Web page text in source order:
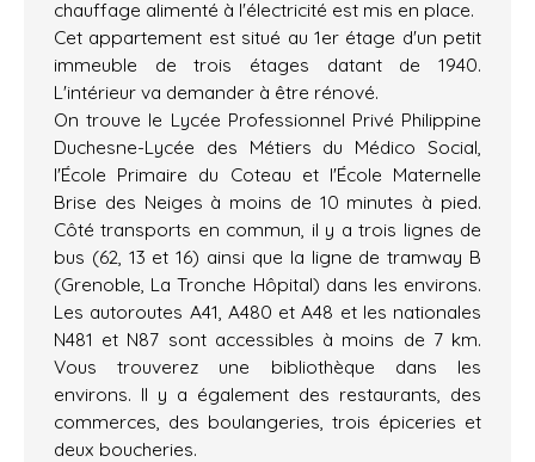
chauffage alimenté à l'électricité est mis en place.
Cet appartement est situé au 1er étage d'un petit
immeuble de trois étages datant de 1940.
L'intérieur va demander à être rénové.
On trouve le Lycée Professionnel Privé Philippine
Duchesne-Lycée des Métiers du Médico Social,
l'École Primaire du Coteau et l'École Maternelle
Brise des Neiges à moins de 10 minutes à pied.
Côté transports en commun, il y a trois lignes de
bus (62, 13 et 16) ainsi que la ligne de tramway B
(Grenoble, La Tronche Hôpital) dans les environs.
Les autoroutes A41, A480 et A48 et les nationales
N481 et N87 sont accessibles à moins de 7 km.
Vous trouverez une bibliothèque dans les
environs. Il y a également des restaurants, des
commerces, des boulangeries, trois épiceries et
deux boucheries.